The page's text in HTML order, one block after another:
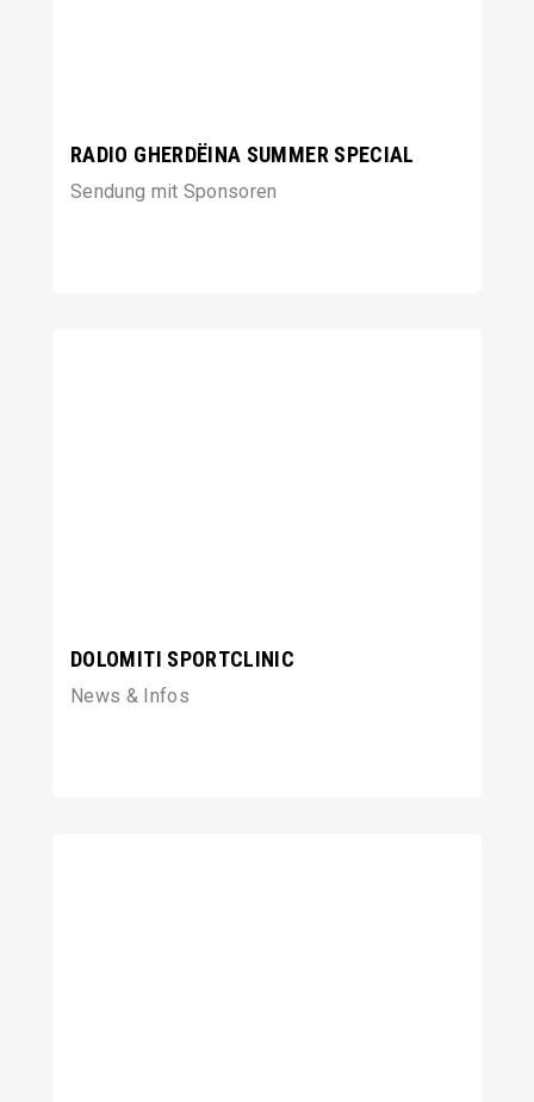
RADIO GHERDËINA SUMMER SPECIAL
Sendung mit Sponsoren
DOLOMITI SPORTCLINIC
News & Infos